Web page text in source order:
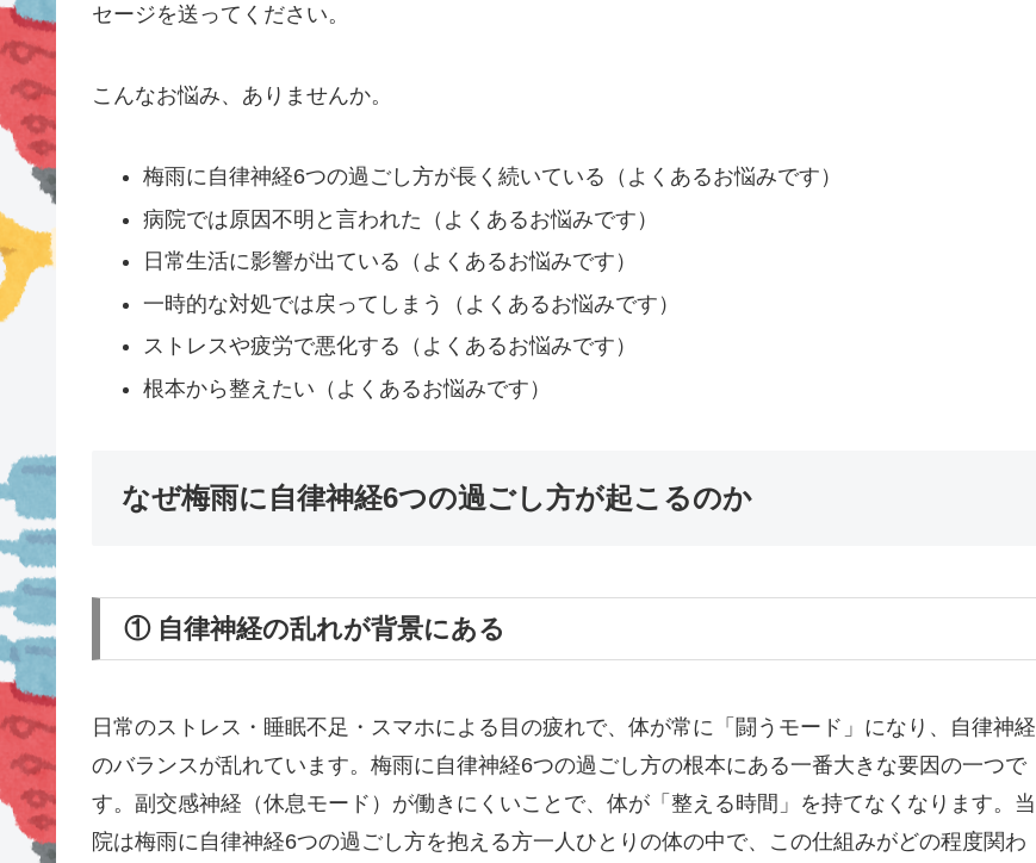
セージを送ってください。
こんなお悩み、ありませんか。
梅雨に自律神経6つの過ごし方が長く続いている（よくあるお悩みです）
病院では原因不明と言われた（よくあるお悩みです）
日常生活に影響が出ている（よくあるお悩みです）
一時的な対処では戻ってしまう（よくあるお悩みです）
ストレスや疲労で悪化する（よくあるお悩みです）
根本から整えたい（よくあるお悩みです）
なぜ梅雨に自律神経6つの過ごし方が起こるのか
① 自律神経の乱れが背景にある
日常のストレス・睡眠不足・スマホによる目の疲れで、体が常に「闘うモード」になり、自律神経
のバランスが乱れています。梅雨に自律神経6つの過ごし方の根本にある一番大きな要因の一つで
す。副交感神経（休息モード）が働きにくいことで、体が「整える時間」を持てなくなります。当
院は梅雨に自律神経6つの過ごし方を抱える方一人ひとりの体の中で、この仕組みがどの程度関わ